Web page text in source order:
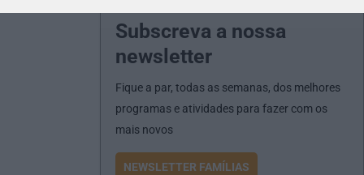
Subscreva a nossa
newsletter
Fique a par, todas as semanas, dos melhores
programas e atividades para fazer com os
mais novos
NEWSLETTER FAMÍLIAS